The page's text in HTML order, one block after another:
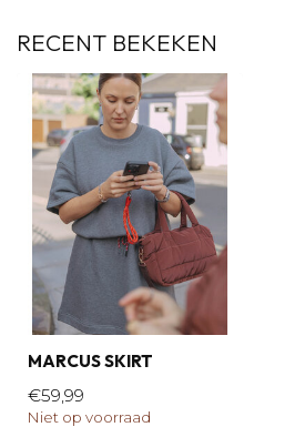
RECENT BEKEKEN
MARCUS SKIRT
€59,99
Niet op voorraad